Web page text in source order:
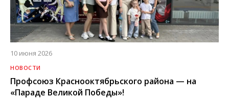
10 июня 2026
НОВОСТИ
Профсоюз Краснооктябрьского района — на
«Параде Великой Победы»!